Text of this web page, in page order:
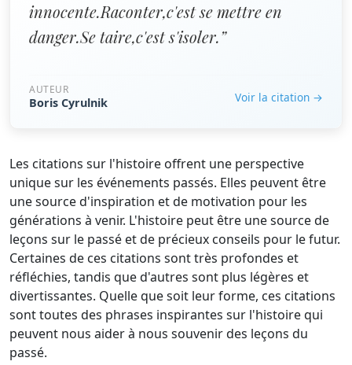
innocente.Raconter,c'est se mettre en
danger.Se taire,c'est s'isoler.”
AUTEUR
Boris Cyrulnik Voir la citation →
Les citations sur l'histoire offrent une perspective
unique sur les événements passés. Elles peuvent être
une source d'inspiration et de motivation pour les
générations à venir. L'histoire peut être une source de
leçons sur le passé et de précieux conseils pour le futur.
Certaines de ces citations sont très profondes et
réfléchies, tandis que d'autres sont plus légères et
divertissantes. Quelle que soit leur forme, ces citations
sont toutes des phrases inspirantes sur l'histoire qui
peuvent nous aider à nous souvenir des leçons du
passé.